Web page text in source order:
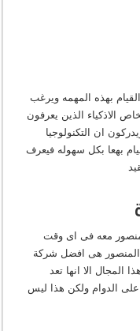
بهذه المهمه ويرغب
الاذكياء الذين يعرفون
ان التكنولوجيا
بهعا بكل سهوله فيعرف
معه فى اى وقت
المنصور هى افضل شركة
الا انها تعد
على الدوام ولكن هذا ليس